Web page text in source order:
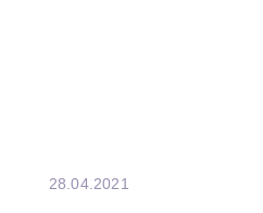
28.04.2021